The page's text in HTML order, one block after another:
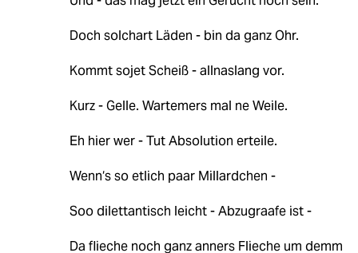
Doch solchart Läden - bin da ganz Ohr.
Kommt sojet Scheiß - allnaslang vor.
Kurz - Gelle. Wartemers mal ne Weile.
Eh hier wer - Tut Absolution erteile.
Wenn‘s so etlich paar Millardchen -
Soo dilettantisch leicht - Abzugraafe ist -
Da flieche noch ganz anners Flieche um demm